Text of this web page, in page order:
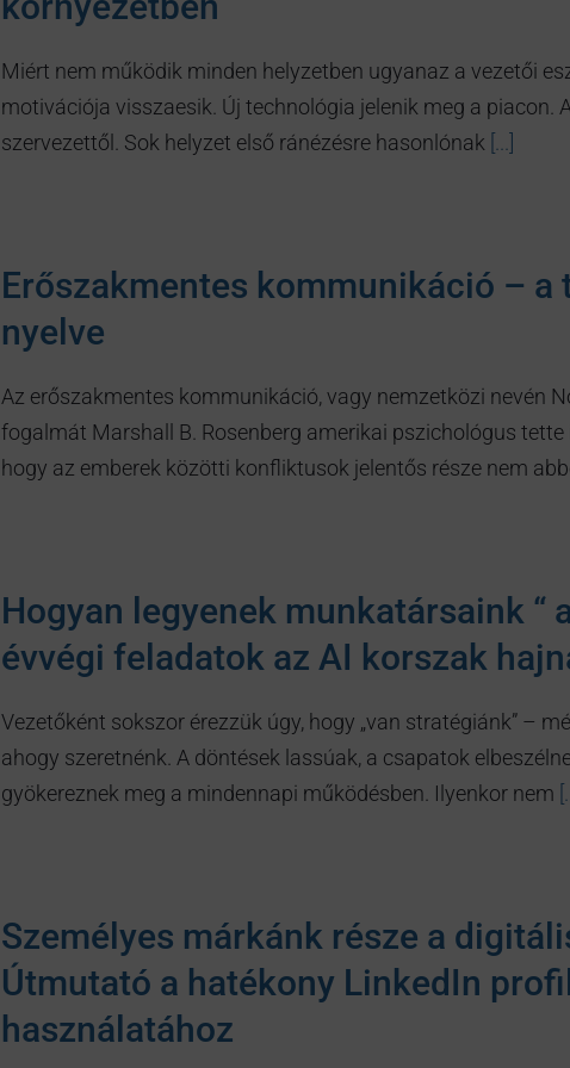
Miért nem működik minden helyzetben ugyanaz a vezetői
motivációja visszaesik. Új technológia jelenik meg a piacon.
szervezettől. Sok helyzet első ránézésre hasonlónak
Erőszakmentes kommunikáció – a
nyelve
Az erőszakmentes kommunikáció, vagy nemzetközi nevén
fogalmát Marshall B. Rosenberg amerikai pszichológus
hogy az emberek közötti konfliktusok jelentős része nem
Hogyan legyenek munkatársaink “
évvégi feladatok az AI korszak
Vezetőként sokszor érezzük úgy, hogy „van stratégiánk” –
ahogy szeretnénk. A döntések lassúak, a csapatok
gyökereznek meg a mindennapi működésben. Ilyenkor nem
Személyes márkánk része a
Útmutató a hatékony LinkedIn
használatához